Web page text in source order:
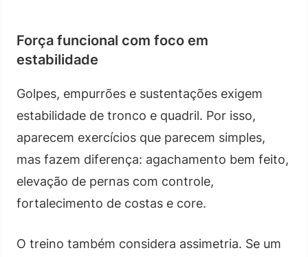
Força funcional com foco em
estabilidade
Golpes, empurrões e sustentações exigem
estabilidade de tronco e quadril. Por isso,
aparecem exercícios que parecem simples,
mas fazem diferença: agachamento bem feito,
elevação de pernas com controle,
fortalecimento de costas e core.
O treino também considera assimetria. Se um